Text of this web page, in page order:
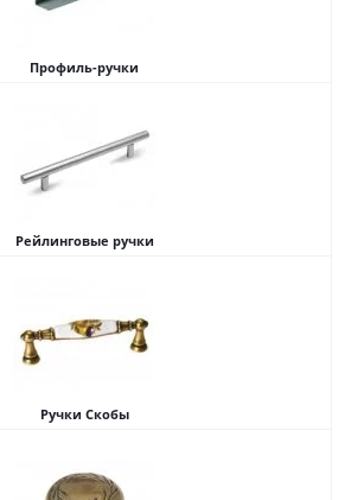
Профиль-ручки
Рейлинговые ручки
Ручки Скобы